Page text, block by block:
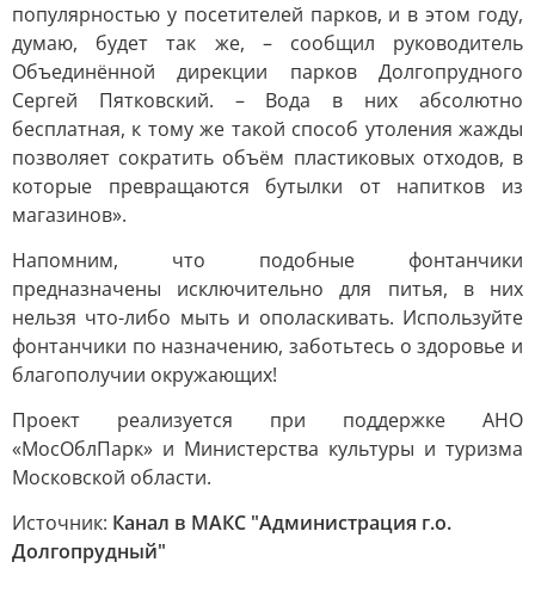
популярностью у посетителей парков, и в этом году,
думаю, будет так же, – сообщил руководитель
Объединённой дирекции парков Долгопрудного
Сергей Пятковский. – Вода в них абсолютно
бесплатная, к тому же такой способ утоления жажды
позволяет сократить объём пластиковых отходов, в
которые превращаются бутылки от напитков из
магазинов».
Напомним, что подобные фонтанчики
предназначены исключительно для питья, в них
нельзя что-либо мыть и ополаскивать. Используйте
фонтанчики по назначению, заботьтесь о здоровье и
благополучии окружающих!
Проект реализуется при поддержке АНО
«МосОблПарк» и Министерства культуры и туризма
Московской области.
Источник: Канал в МАКС "Администрация г.о.
Долгопрудный"